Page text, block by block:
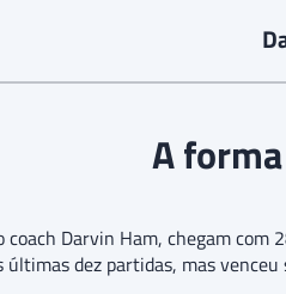
A
coach Darvin Ham, chegam
dez partidas, mas